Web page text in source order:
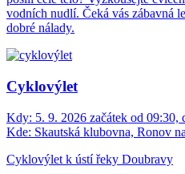
vodních nudlí. Čeká vás zábavná
dobré nálady.
Cyklovýlet
Kdy: 5. 9. 2026 začátek od 09:30,
Kde: Skautská klubovna, Ronov
Cyklovýlet k ústí řeky Doubravy